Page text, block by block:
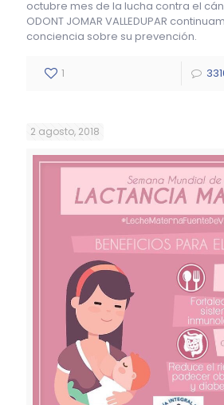
octubre mes de la lucha contra el
ODONT JOMAR VALLEDUPAR
conciencia sobre su prevención.
1
2 agosto, 2018